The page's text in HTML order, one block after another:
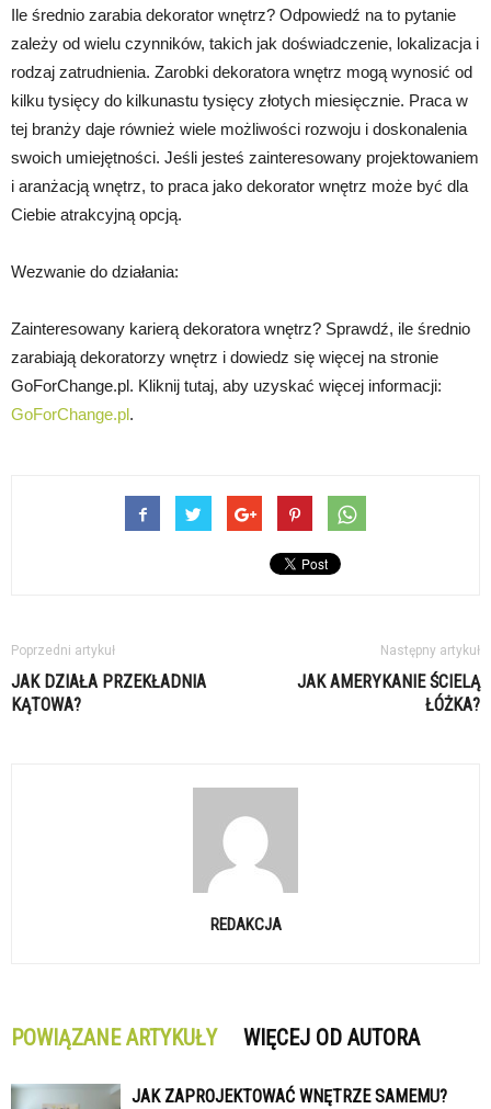
Ile średnio zarabia dekorator wnętrz? Odpowiedź na to pytanie
zależy od wielu czynników, takich jak doświadczenie, lokalizacja i
rodzaj zatrudnienia. Zarobki dekoratora wnętrz mogą wynosić od
kilku tysięcy do kilkunastu tysięcy złotych miesięcznie. Praca w
tej branży daje również wiele możliwości rozwoju i doskonalenia
swoich umiejętności. Jeśli jesteś zainteresowany projektowaniem
i aranżacją wnętrz, to praca jako dekorator wnętrz może być dla
Ciebie atrakcyjną opcją.
Wezwanie do działania:
Zainteresowany karierą dekoratora wnętrz? Sprawdź, ile średnio
zarabiają dekoratorzy wnętrz i dowiedz się więcej na stronie
GoForChange.pl. Kliknij tutaj, aby uzyskać więcej informacji:
GoForChange.pl.
Poprzedni artykuł
JAK DZIAŁA PRZEKŁADNIA
KĄTOWA?
Następny artykuł
JAK AMERYKANIE ŚCIELĄ
ŁÓŻKA?
REDAKCJA
POWIĄZANE ARTYKUŁY WIĘCEJ OD AUTORA
JAK ZAPROJEKTOWAĆ WNĘTRZE SAMEMU?